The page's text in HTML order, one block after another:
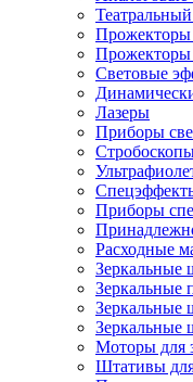
Театральный
Прожекторы
Прожекторы
Световые
Лазеры
Приборы
Приборы
Расходные
Зеркальные
Зеркальные
Зеркальные
Зеркальные
Моторы для
Штативы